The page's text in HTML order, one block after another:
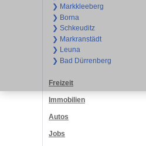
❯ Markkleeberg
❯ Borna
❯ Schkeuditz
❯ Markranstädt
❯ Leuna
❯ Bad Dürrenberg
Freizeit
Immobilien
Autos
Jobs